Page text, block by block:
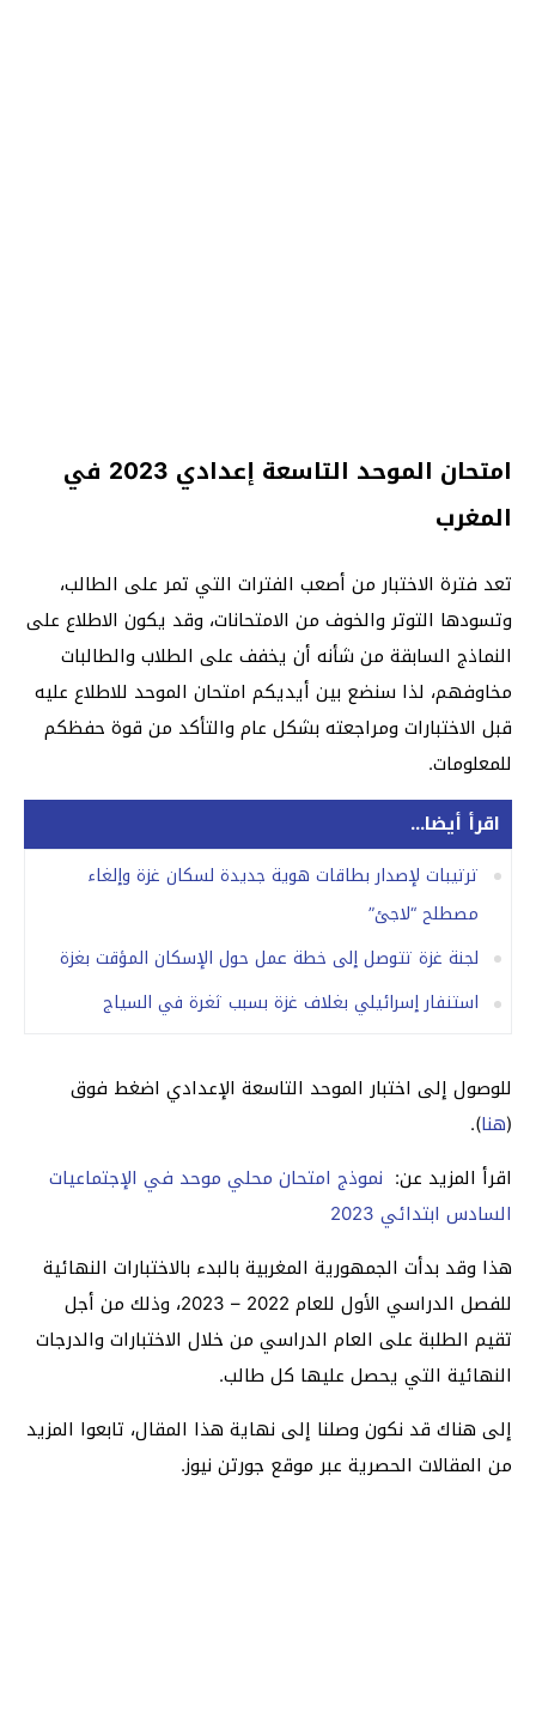
امتحان الموحد التاسعة إعدادي 2023 في
المغرب
تعد فترة الاختبار من أصعب الفترات التي تمر على الطالب،
وتسودها التوتر والخوف من الامتحانات، وقد يكون الاطلاع على
النماذج السابقة من شأنه أن يخفف على الطلاب والطالبات
مخاوفهم، لذا سنضع بين أيديكم امتحان الموحد للاطلاع عليه
قبل الاختبارات ومراجعته بشكل عام والتأكد من قوة حفظكم
للمعلومات.
اقرأ أيضا...
ترتيبات لإصدار بطاقات هوية جديدة لسكان غزة وإلغاء
مصطلح “لاجئ”
لجنة غزة تتوصل إلى خطة عمل حول الإسكان المؤقت بغزة
استنفار إسرائيلي بغلاف غزة بسبب ثغرة في السياج
للوصول إلى اختبار الموحد التاسعة الإعدادي اضغط فوق
(هنا).
اقرأ المزيد عن: نموذج امتحان محلي موحد في الإجتماعيات
السادس ابتدائي 2023
هذا وقد بدأت الجمهورية المغربية بالبدء بالاختبارات النهائية
للفصل الدراسي الأول للعام 2022 – 2023، وذلك من أجل
تقيم الطلبة على العام الدراسي من خلال الاختبارات والدرجات
النهائية التي يحصل عليها كل طالب.
إلى هناك قد نكون وصلنا إلى نهاية هذا المقال، تابعوا المزيد
من المقالات الحصرية عبر موقع جورتن نيوز.